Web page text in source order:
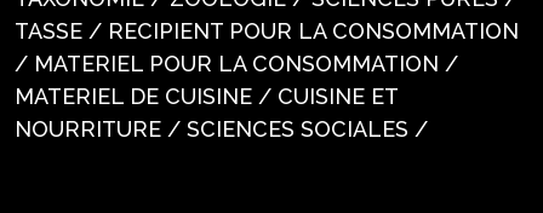
TASSE / RECIPIENT POUR LA CONSOMMATION
/ MATERIEL POUR LA CONSOMMATION /
MATERIEL DE CUISINE / CUISINE ET
NOURRITURE / SCIENCES SOCIALES /